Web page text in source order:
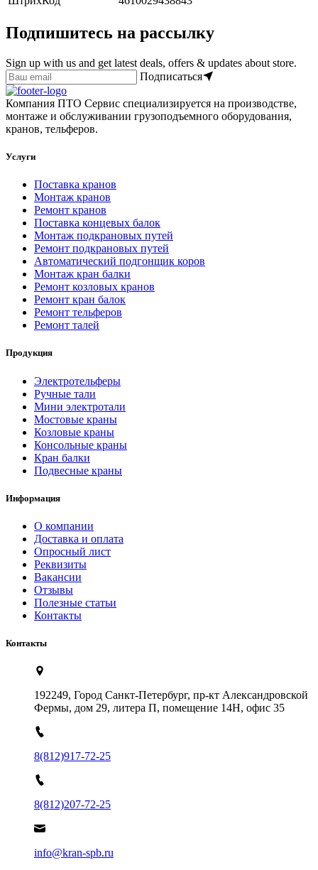
Подпишитесь на рассылку
Sign up with us and get latest deals, offers & updates about store.
Подписаться
Компания ПТО Сервис специализируется на производстве,
монтаже и обслуживании грузоподъемного оборудования,
кранов, тельферов.
Услуги
Поставка кранов
Монтаж кранов
Ремонт кранов
Поставка концевых балок
Монтаж подкрановых путей
Ремонт подкрановых путей
Автоматический подгонщик коров
Монтаж кран балки
Ремонт козловых кранов
Ремонт кран балок
Ремонт тельферов
Ремонт талей
Продукция
Электротельферы
Ручные тали
Мини электротали
Мостовые краны
Козловые краны
Консольные краны
Кран балки
Подвесные краны
Информация
О компании
Доставка и оплата
Опросный лист
Реквизиты
Вакансии
Отзывы
Полезные статьи
Контакты
Контакты
192249, Город Санкт-Петербург, пр-кт Александровской
Фермы, дом 29, литера П, помещение 14Н, офис 35
8(812)917-72-25
8(812)207-72-25
info@kran-spb.ru